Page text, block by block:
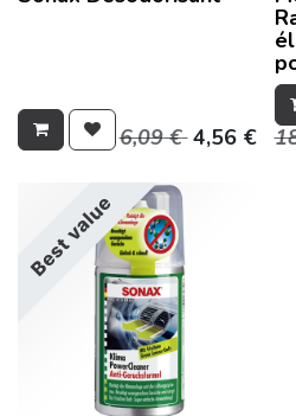
6,09€ 4,56€
Best value